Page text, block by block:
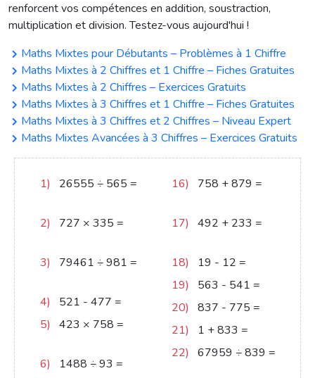
renforcent vos compétences en addition, soustraction,
multiplication et division. Testez-vous aujourd'hui !
Maths Mixtes pour Débutants – Problèmes à 1 Chiffre
Maths Mixtes à 2 Chiffres et 1 Chiffre – Fiches Gratuites
Maths Mixtes à 2 Chiffres – Exercices Gratuits
Maths Mixtes à 3 Chiffres et 1 Chiffre – Fiches Gratuites
Maths Mixtes à 3 Chiffres et 2 Chiffres – Niveau Expert
Maths Mixtes Avancées à 3 Chiffres – Exercices Gratuits
1) 26555 ÷ 565 =
2)
727 × 335 =
3)
79461 ÷981 =
4)
521 - 477 =
5)
423 × 758 =
6)
1488 ÷93 =
16) 758 +879 =
17)
492 + 233 =
18)
19 - 12 =
19)
563 - 541 =
20)
837 - 775 =
21)
1 +833 =
22)
67959 ÷839 =